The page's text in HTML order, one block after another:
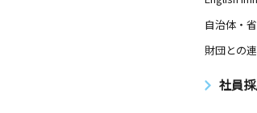
自治体・
財団との
社員